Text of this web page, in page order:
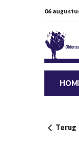
06
Terug